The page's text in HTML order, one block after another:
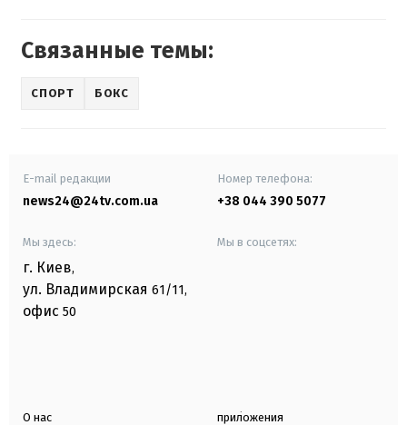
Связанные темы:
СПОРТ БОКС
E-mail редакции
news24@24tv.com.ua
Номер телефона:
+38 044 390 5077
Мы здесь:
г. Киев,
ул. Владимирская 61/11,
офис 50
Мы в соцсетях:
О нас приложения